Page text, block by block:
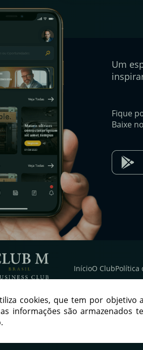
Um
Fique
Baixe
InícioO ClubPolítica
PATROCINADORES
cookies, que tem por objetivo
informações são armazenados